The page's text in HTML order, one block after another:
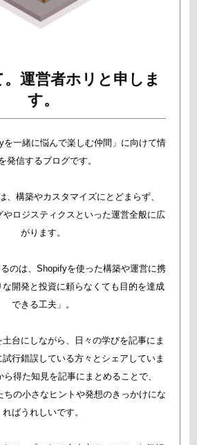
運営者ホリと申しま
す。
を一緒に悩んで楽しむ仲間」に向けて情
発信するブログです。
、構築やカスタマイズにとどまらず、
ロジスティクスといった運営全般に広
がります。
のは、Shopifyを使った構築や運営に携
開発と投資に頼らなくても目的を達成
できる工夫」。
台にしながら、日々の学びを記事にま
行錯誤している方々とシェアしていま
得た知見を記事にまとめることで、
ちの小さなヒントや発想のきっかけにな
ればうれしいです。